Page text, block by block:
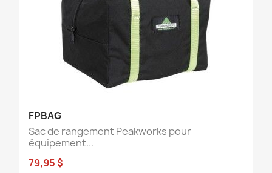
FPBAG
Sac de rangement Peakworks pour
équipement...
79,95 $